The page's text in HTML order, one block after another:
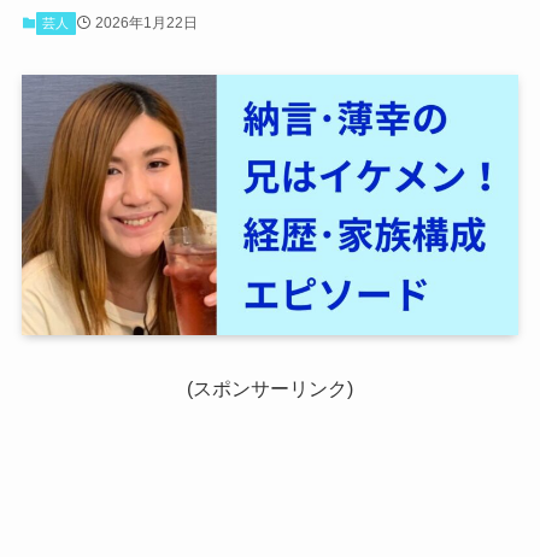
芸人 2026年1月22日
(スポンサーリンク)